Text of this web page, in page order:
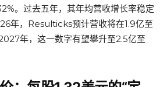
。过去五年，其年均营收增长率稳定
年，Resulticks预计营收将在1.9亿至
年，这一数字有望攀升至2.5亿至